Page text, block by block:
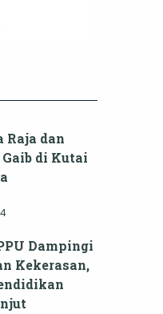
Raja dan
di Kutai
Dampingi
Kekerasan,